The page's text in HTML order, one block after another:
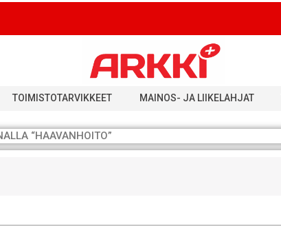
TOIMISTOTARVIKKEET MAINOS- JA LIIKELAHJAT
“HAAVANHOITO”